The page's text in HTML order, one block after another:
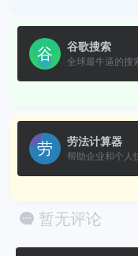
谷歌搜索
劳法计算器
暂无评论